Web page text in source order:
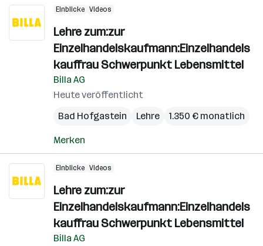
Einblicke Videos
Lehre zum:zur
Einzelhandelskaufmann:Einzelhandels
kauffrau Schwerpunkt Lebensmittel
Billa AG
Heute veröffentlicht
Bad Hofgastein
Lehre 1.350 € monatlich
Merken
Einblicke Videos
Lehre zum:zur
Einzelhandelskaufmann:Einzelhandels
kauffrau Schwerpunkt Lebensmittel
Billa AG